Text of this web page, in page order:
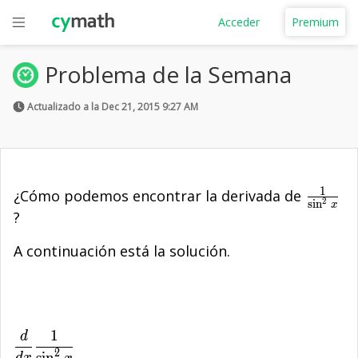
Premium
Acceder
Problema de la Semana
Actualizado a la Dec 21, 2015 9:27 AM
¿Cómo podemos encontrar la derivada de sin2 x
1
?
A continuación está la solución.
\frac{d}{dx} \frac{1}{\sin^{2}x}
d
2
1